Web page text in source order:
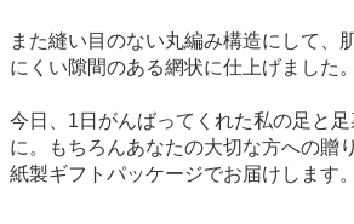
また縫い目のない丸編み構造にして、
にくい隙間のある網状に仕上げました。
今日、1日がんばってくれた私の足と
に。もちろんあなたの大切な方への贈
紙製ギフトパッケージでお届けします。